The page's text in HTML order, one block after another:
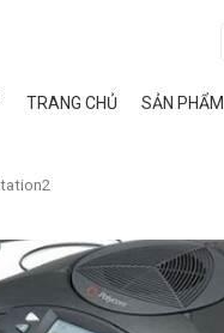
TRANG CHỦ SẢN PHẨM